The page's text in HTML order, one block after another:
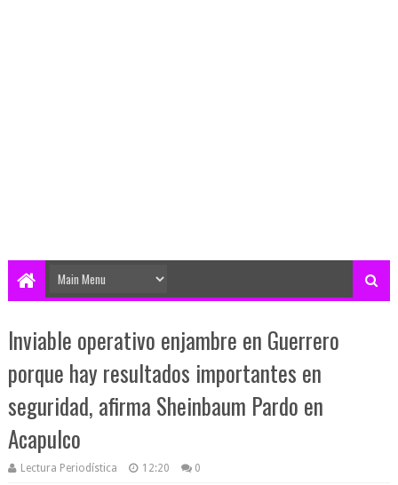
Inviable operativo enjambre en Guerrero
porque hay resultados importantes en
seguridad, afirma Sheinbaum Pardo en
Acapulco
Lectura Periodística 12:20 0